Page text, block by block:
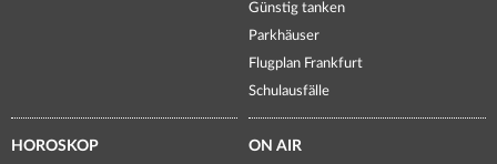
Günstig tanken
Parkhäuser
Flugplan Frankfurt
Schulausfälle
HOROSKOP ON AIR